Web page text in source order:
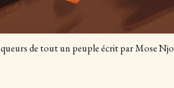
de tout un peuple écrit par Mose Njo